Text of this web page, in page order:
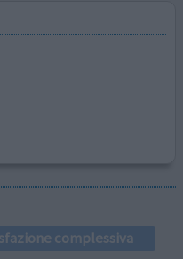
complessiva